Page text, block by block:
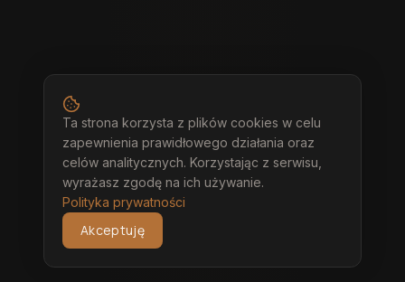
Ta strona korzysta z plików cookies w celu
zapewnienia prawidłowego działania oraz
celów analitycznych. Korzystając z serwisu,
wyrażasz zgodę na ich używanie.
Polityka prywatności
Akceptuję